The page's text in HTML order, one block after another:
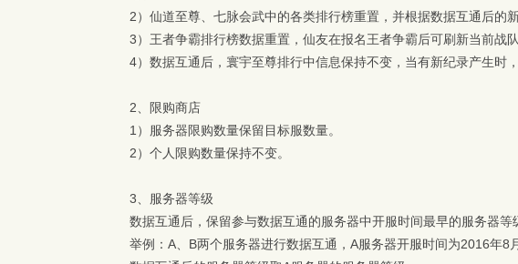
2） 仙道至尊、七脉会武中的各类排行榜重置，并根据数据互通后的
3） 王者争霸排行榜数据重置，仙友在报名王者争霸后可刷新当前战
4） 数据互通后，寰宇至尊排行中信息保持不变，当有新纪录产生时
2、
限购商店
1） 服务器限购数量保留目标服数量。
2） 个人限购数量保持不变。
3、 服务器等级
数据互通后，保留参与数据互通的服务器中开服时间最早的服务器等
举例：A、B两个服务器进行数据互通，A服务器开服时间为2016年8